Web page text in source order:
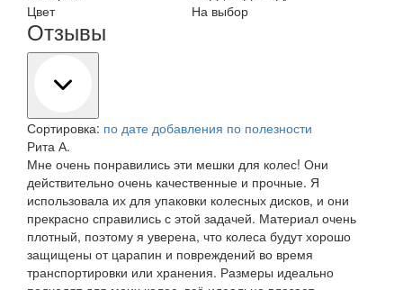
Цвет
На выбор
Отзывы
Сортировка: по дате добавления по полезности
Рита А.
Мне очень понравились эти мешки для колес! Они
действительно очень качественные и прочные. Я
использовала их для упаковки колесных дисков, и они
прекрасно справились с этой задачей. Материал очень
плотный, поэтому я уверена, что колеса будут хорошо
защищены от царапин и повреждений во время
транспортировки или хранения. Размеры идеально